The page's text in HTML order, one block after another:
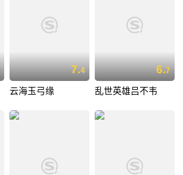
7.4
云海玉弓缘
6.7
乱世英雄吕不韦